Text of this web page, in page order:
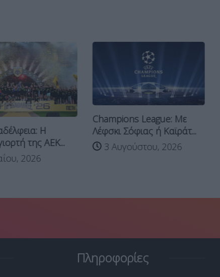
Η
της ΑΕΚ...
2026
Champions League: Με
Λέφσκι Σόφιας ή Καϊράτ...
3 Αυγούστου, 2026
Πληροφορίες